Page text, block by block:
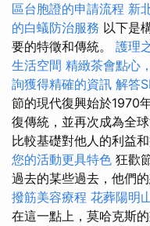
區台胞證的申請流程 新
的白蟻防治服務 以下是
要的特徵和傳統。 護理
生活空間 精緻茶會點心
詢獲得精確的資訊 解答
節的現代復興始於1970
復傳統，並再次成為全
比較基礎對他人的利益
您的活動更具特色 狂歡
過去的某些過去，他們
撥筋美容療程 花葬陽明
在這一點上，莫哈克斯